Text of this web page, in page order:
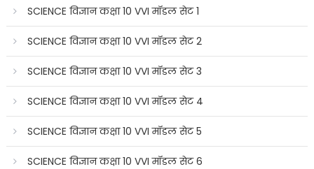
SCIENCE विज्ञान कक्षा 10 VVI मॉडल सेट 1
SCIENCE विज्ञान कक्षा 10 VVI मॉडल सेट 2
SCIENCE विज्ञान कक्षा 10 VVI मॉडल सेट 3
SCIENCE विज्ञान कक्षा 10 VVI मॉडल सेट 4
SCIENCE विज्ञान कक्षा 10 VVI मॉडल सेट 5
SCIENCE विज्ञान कक्षा 10 VVI मॉडल सेट 6